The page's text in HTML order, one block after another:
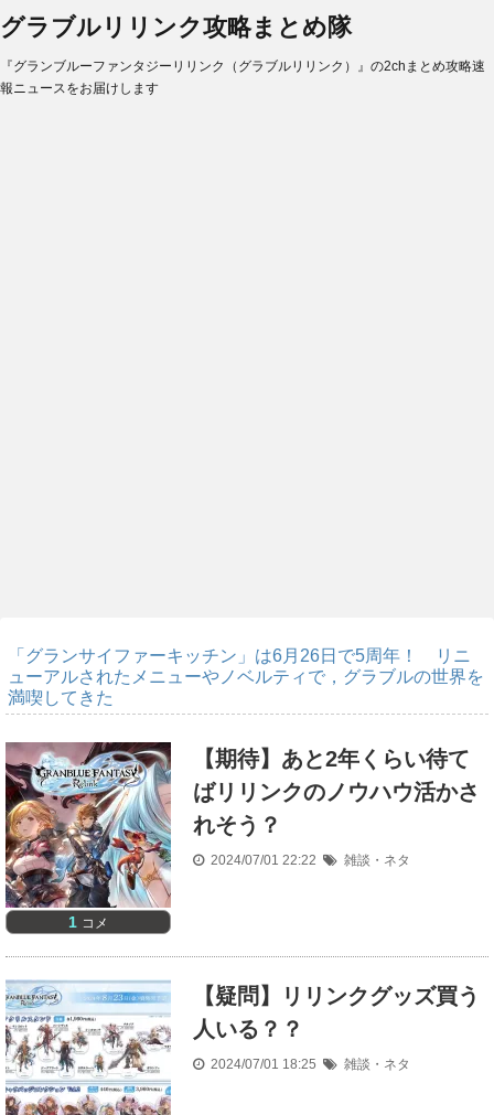
グラブルリリンク攻略まとめ隊
『グランブルーファンタジーリリンク（グラブルリリンク）』の2chまとめ攻略速
報ニュースをお届けします
「グランサイファーキッチン」は6月26日で5周年！ リニ
ューアルされたメニューやノベルティで，グラブルの世界を
満喫してきた
1 コメ
【期待】あと2年くらい待て
ばリリンクのノウハウ活かさ
れそう？
2024/07/01 22:22 雑談・ネタ
【疑問】リリンクグッズ買う
人いる？？
2024/07/01 18:25 雑談・ネタ